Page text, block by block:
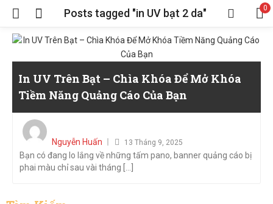
Posts tagged "in UV bạt 2 da" 0
In UV Trên Bạt – Chìa Khóa Để Mở Khóa
Tiềm Năng Quảng Cáo Của Bạn
Nguyễn Huấn
13 Tháng 9, 2025
Bạn có đang lo lắng về những tấm pano, banner quảng cáo bị
phai màu chỉ sau vài tháng [...]